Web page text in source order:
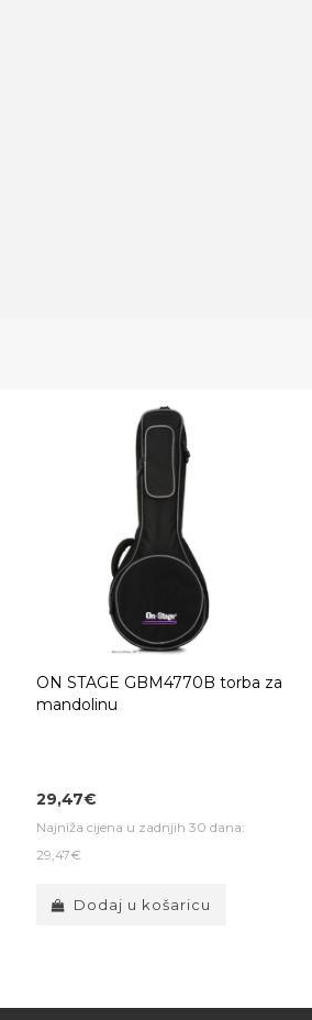
ON STAGE GBM4770B torba za
mandolinu
29,47€
Najniža cijena u zadnjih 30 dana:
29,47€
Dodaj u košaricu